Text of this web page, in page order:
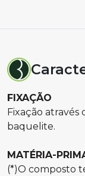
FIXAÇÃO
Fixação
baquelite.
MATÉRIA-
(*)O composto